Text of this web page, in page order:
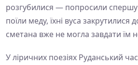
розгубилися — попросили
поїли меду, їхні вуса закрутилися
сметана вже не могла завдати їм
У ліричних поезіях Руданський